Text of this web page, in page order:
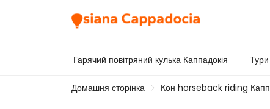
Гарячий повітряний кулька Каппадокія Тури
Домашня сторінка Кон horseback riding